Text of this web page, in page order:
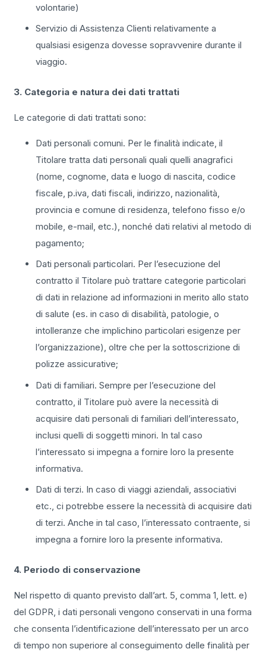
volontarie)
Servizio di Assistenza Clienti relativamente a
qualsiasi esigenza dovesse sopravvenire durante il
viaggio.
3. Categoria e natura dei dati trattati
Le categorie di dati trattati sono:
Dati personali comuni. Per le finalità indicate, il
Titolare tratta dati personali quali quelli anagrafici
(nome, cognome, data e luogo di nascita, codice
fiscale, p.iva, dati fiscali, indirizzo, nazionalità,
provincia e comune di residenza, telefono fisso e/o
mobile, e-mail, etc.), nonché dati relativi al metodo di
pagamento;
Dati personali particolari. Per l’esecuzione del
contratto il Titolare può trattare categorie particolari
di dati in relazione ad informazioni in merito allo stato
di salute (es. in caso di disabilità, patologie, o
intolleranze che implichino particolari esigenze per
l’organizzazione), oltre che per la sottoscrizione di
polizze assicurative;
Dati di familiari. Sempre per l’esecuzione del
contratto, il Titolare può avere la necessità di
acquisire dati personali di familiari dell’interessato,
inclusi quelli di soggetti minori. In tal caso
l’interessato si impegna a fornire loro la presente
informativa.
Dati di terzi. In caso di viaggi aziendali, associativi
etc., ci potrebbe essere la necessità di acquisire dati
di terzi. Anche in tal caso, l’interessato contraente, si
impegna a fornire loro la presente informativa.
4. Periodo di conservazione
Nel rispetto di quanto previsto dall’art. 5, comma 1, lett. e)
del GDPR, i dati personali vengono conservati in una forma
che consenta l’identificazione dell’interessato per un arco
di tempo non superiore al conseguimento delle finalità per